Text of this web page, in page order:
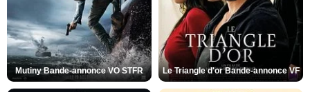
Mutiny Bande-annonce VO STFR Le Triangle d'or Bande-annonce VF